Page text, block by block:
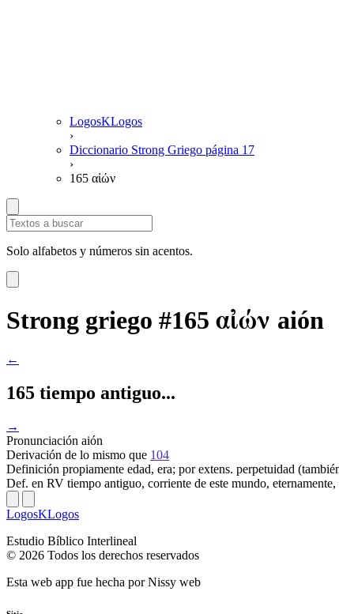
LogosKLogos
›
Diccionario Strong Griego página 17
›
165 αἰών
Solo alfabetos y números sin acentos.
Strong griego #165 αἰών aión
←
165 tiempo antiguo...
→
Pronunciación aión
Derivación de lo mismo que 104
Definición propiamente edad, era; por extens. perpetuidad
Def. en RV tiempo antiguo, corriente de este mundo,
LogosKLogos
Estudio Bíblico Interlineal
© 2026 Todos los derechos reservados
Esta web app fue hecha porNissy web